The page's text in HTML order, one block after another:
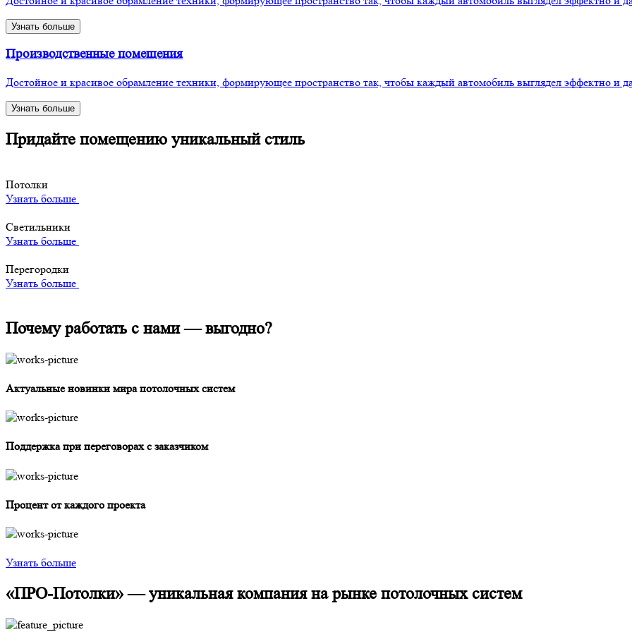
Узнать больше
Производственные помещения
Достойное и красивое обрамление техники, формирующее пространство так, чтобы каждый автомобиль выглядел эффектно и
Узнать больше
Придайте помещению уникальный стиль
Потолки
Узнать больше
Светильники
Узнать больше
Перегородки
Узнать больше
Почему работать с нами —выгодно?
Актуальные новинки мира потолочных систем
Поддержка при переговорах с заказчиком
Процент от каждого проекта
Узнать больше
«ПРО-Потолки» —уникальная компания на рынке потолочных систем